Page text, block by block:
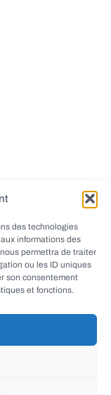
des technologies
informations des
permettra de traiter
ou les ID uniques
son consentement
et fonctions.